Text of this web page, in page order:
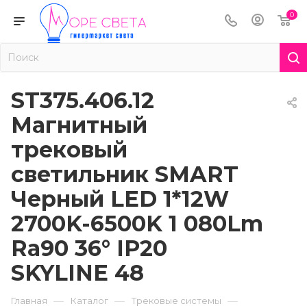
0
ST375.406.12
Магнитный
трековый
светильник SMART
Черный LED 1*12W
2700K-6500K 1 080Lm
Ra90 36° IP20
SKYLINE 48
Главная — Каталог — Трековые системы —